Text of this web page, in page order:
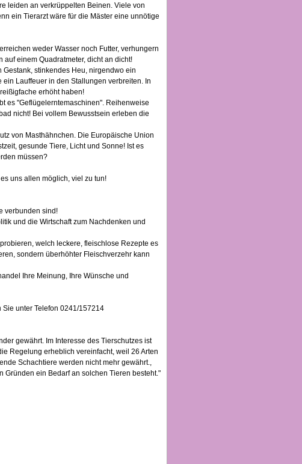
leiden an verkrüppelten Beinen. Viele von
ein Tierarzt wäre für die Mäster eine unnötige
weder Wasser noch Futter, verhungern
auf einem Quadratmeter, dicht an dicht!
stinkendes Heu, nirgendwo ein
Lauffeuer in den Stallungen verbreiten. In
erhöht haben!
es "Geflügelerntemaschinen". Reihenweise
nicht! Bei vollem Bewusstsein erleben die
von Masthähnchen. Die Europäische Union
gesunde Tiere, Licht und Sonne! Ist es
müssen?
uns allen möglich, viel zu tun!
verbunden sind!
und die Wirtschaft zum Nachdenken und
welch leckere, fleischlose Rezepte es
sondern überhöhter Fleischverzehr kann
Ihre Meinung, Ihre Wünsche und
Sie unter Telefon 0241/157214
gewährt. Im Interesse des Tierschutzes ist
Regelung erheblich vereinfacht, weil 26 Arten
Schachtiere werden nicht mehr gewährt.,
ein Bedarf an solchen Tieren besteht."